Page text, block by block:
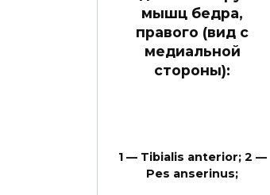
мышц бедра,
правого (вид с
медиальной
стороны):
1 — Tibialis anterior; 2 —
Pes anserinus;